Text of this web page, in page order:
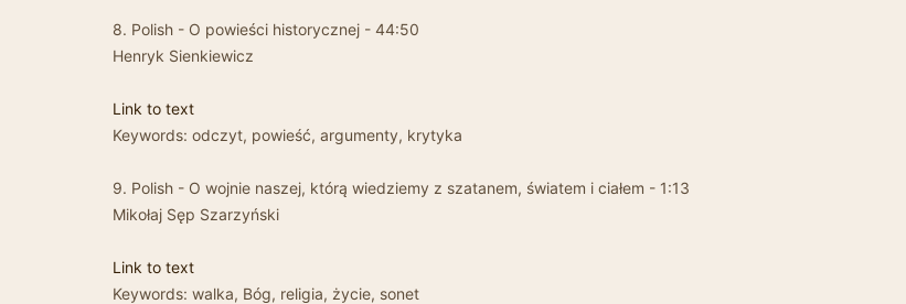
8. Polish - O powieści historycznej - 44:50
Henryk Sienkiewicz
Link to text
Keywords: odczyt, powieść, argumenty, krytyka
9. Polish - O wojnie naszej, którą wiedziemy z szatanem, światem i ciałem - 1:13
Mikołaj Sęp Szarzyński
Link to text
Keywords: walka, Bóg, religia, życie, sonet